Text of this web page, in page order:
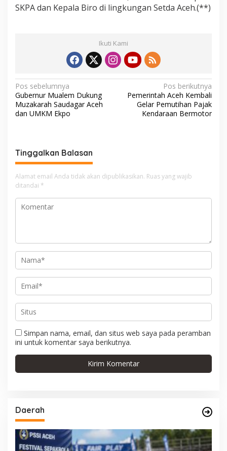
SKPA dan Kepala Biro di lingkungan Setda Aceh.(**)
Ikuti Kami
N
a
v
g
a
s
i
p
Pos sebelumnya
Gubernur Mualem Dukung
Muzakarah Saudagar Aceh
dan UMKM Ekpo
Pos berikutnya
Pemerintah Aceh Kembali
Gelar Pemutihan Pajak
Kendaraan Bermotor
Tinggalkan Balasan
Alamat email Anda tidak akan dipublikasikan. Ruas yang wajib
ditandai *
Simpan nama, email, dan situs web saya pada peramban
ini untuk komentar saya berikutnya.
Daerah